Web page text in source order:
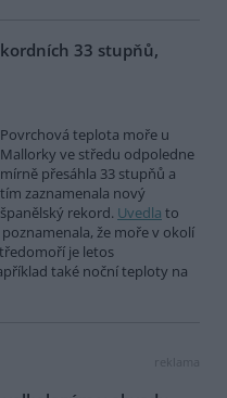
33 stupňů,
Povrchová teplota moře u
Mallorky ve středu odpoledne
mírně přesáhla 33 stupňů a
tím zaznamenala nový
španělský rekord. Uvedla to
že moře v okolí
je letos
také noční teploty na
reklama